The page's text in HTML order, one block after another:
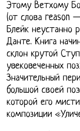
Этому Ветхому
(от слова reason
Блейк неустанно
Данте. Книга
склон крутой
увековеченных
Значительный
большой своей
которой его
композиции